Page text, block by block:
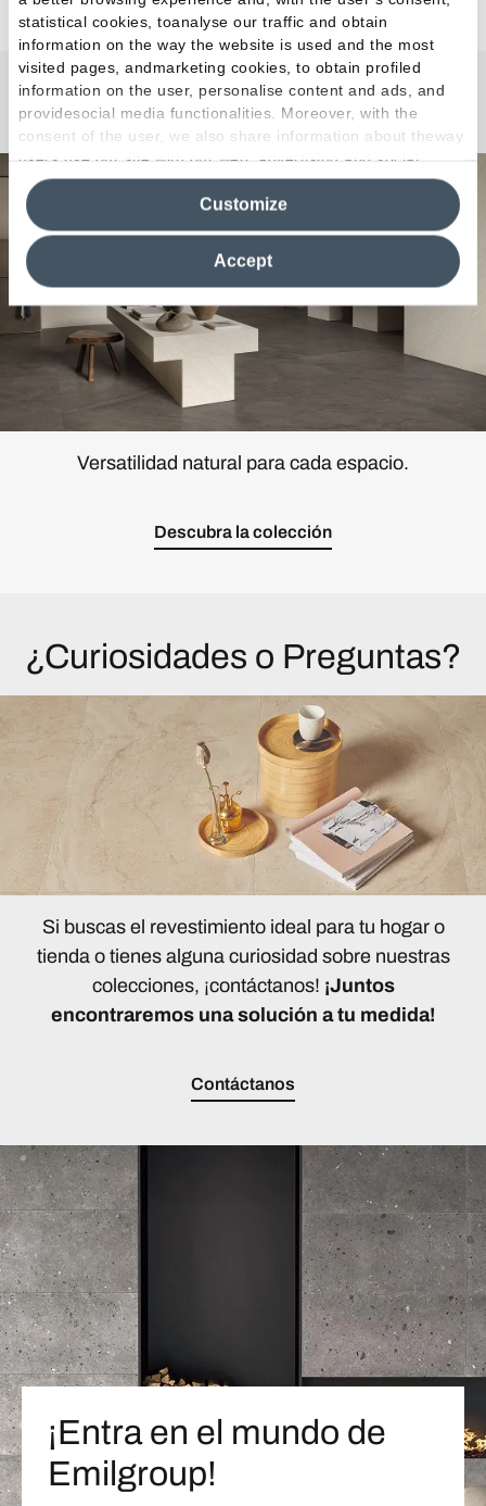
statistical cookies, toanalyse our traffic and obtain
information on the way the website is used and the most
visited pages, andmarketing cookies, to obtain profiled
information on the user, personalise content and ads, and
providesocial media functionalities. Moreover, with the
consent of the user, we also share information about theway
users use our site with our web, advertising and social
media analytics partners, who may combine itwith other
information in their possession. By closing this banner,
clicking on "Reject", it will be possible tocontinue browsing
the site after installing only technical cookies. For more
information see the
Cookie Policy
Accept
Customize
Pietra di Orosei
Versatilidad natural para cada espacio.
Descubra la colección
¿Curiosidades o Preguntas?
Si buscas el revestimiento ideal para tu hogar o
tienda o tienes alguna curiosidad sobre nuestras
colecciones, ¡contáctanos! ¡Juntos
encontraremos una solución a tu medida!
Contáctanos
¡Entra en el mundo de
Emilgroup!